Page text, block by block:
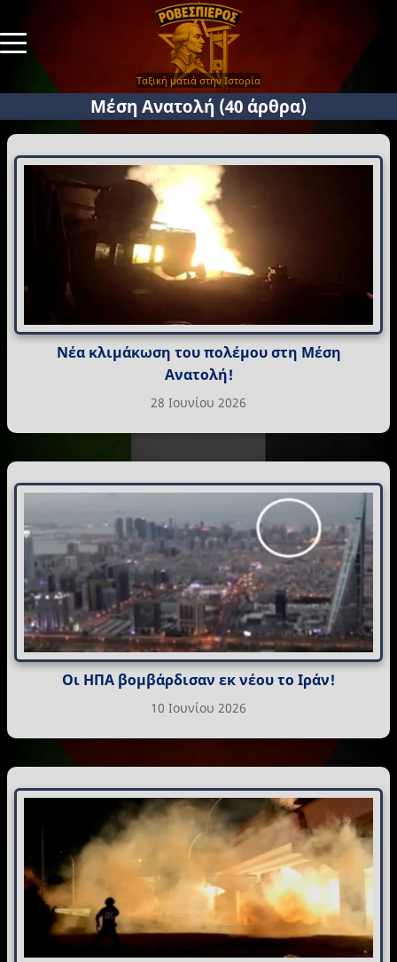
Ταξική ματιά στην Ιστορία
Μέση Ανατολή (40 άρθρα)
Νέα κλιμάκωση του πολέμου στη Μέση
Ανατολή!
28 Ιουνίου 2026
Οι ΗΠΑ βομβάρδισαν εκ νέου το Ιράν!
10 Ιουνίου 2026